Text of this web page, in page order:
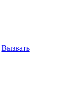
Вызвать